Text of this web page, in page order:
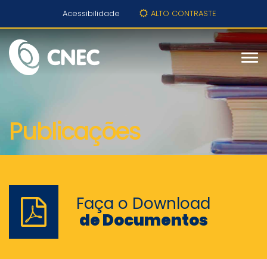
Acessibilidade ALTO CONTRASTE
Publicações
Faça o Download
de Documentos